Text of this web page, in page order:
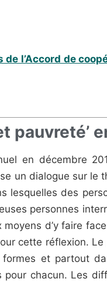
l’Accord de
pauvreté’
en décembre
un dialogue sur
lesquelles des
personnes
d’y faire
cette réflexion.
et partout
chacun. Les